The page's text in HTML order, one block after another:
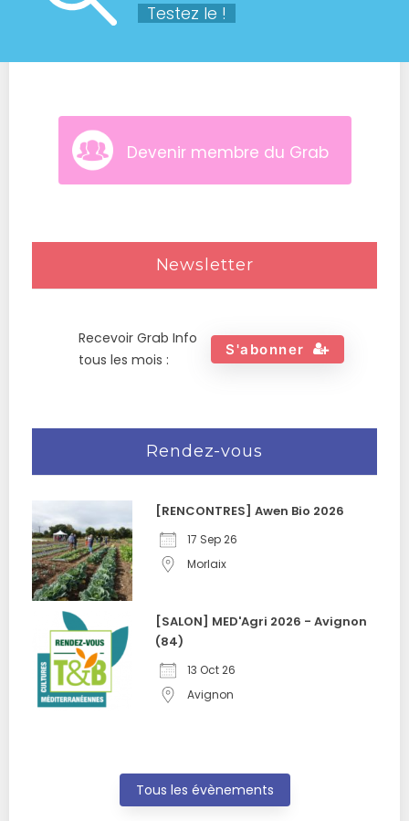
Testez le !
Devenir membre du Grab
Newsletter
Recevoir Grab Info
tous les mois :
S'abonner
Rendez-vous
[RENCONTRES] Awen Bio 2026
17 Sep 26
Morlaix
[SALON] MED'Agri 2026 - Avignon
(84)
13 Oct 26
Avignon
Tous les évènements